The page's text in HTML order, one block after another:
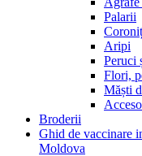
Palarii
Aripi
Peruci
Flori,
Măști
Broderii
Ghid de vaccinare
Moldova